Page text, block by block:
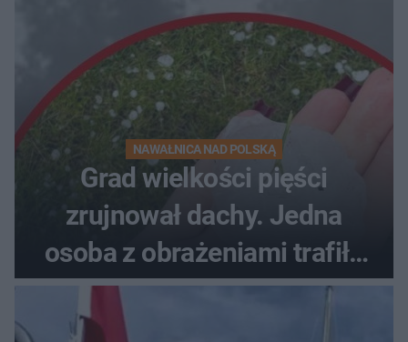
NAWAŁNICA NAD POLSKĄ
Grad wielkości pięści
zrujnował dachy. Jedna
osoba z obrażeniami trafiła
do szpitala